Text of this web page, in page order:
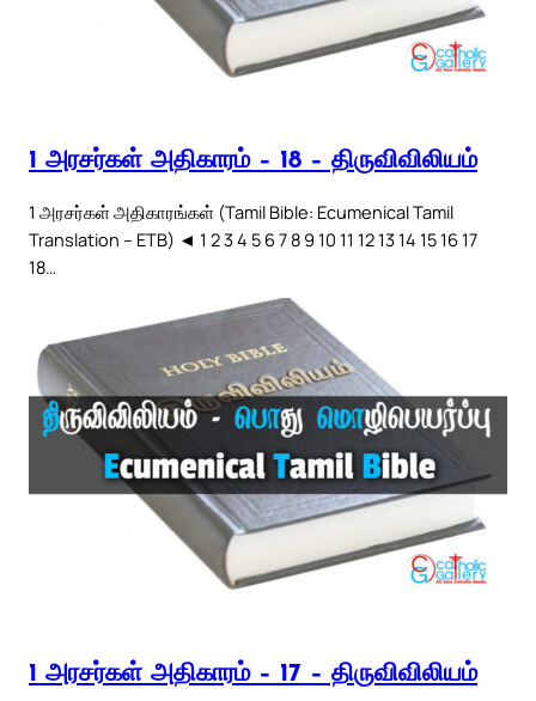
1 அரசர்கள் அதிகாரம் – 18 – திருவிவிலியம்
1 அரசர்கள் அதிகாரங்கள் (Tamil Bible: Ecumenical Tamil
Translation – ETB) ◄ 1 2 3 4 5 6 7 8 9 10 11 12 13 14 15 16 17
18…
1 அரசர்கள் அதிகாரம் – 17 – திருவிவிலியம்